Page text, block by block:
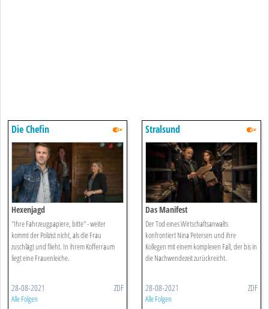
Die Chefin
Hexenjagd
"Ihre Fahrzeugpapiere, bitte" - weiter
kommt der Polizist nicht, als die Frau
zuschlägt und flieht. In ihrem Kofferraum
liegt eine Frauenleiche.
28-08-2021 ZDF
Alle Folgen
Stralsund
Das Manifest
Der Tod eines Wirtschaftsanwalts
konfrontiert Nina Petersen und ihre
Kollegen mit einem komplexen Fall, der bis in
die Nachwendezeit zurückreicht.
28-08-2021 ZDF
Alle Folgen